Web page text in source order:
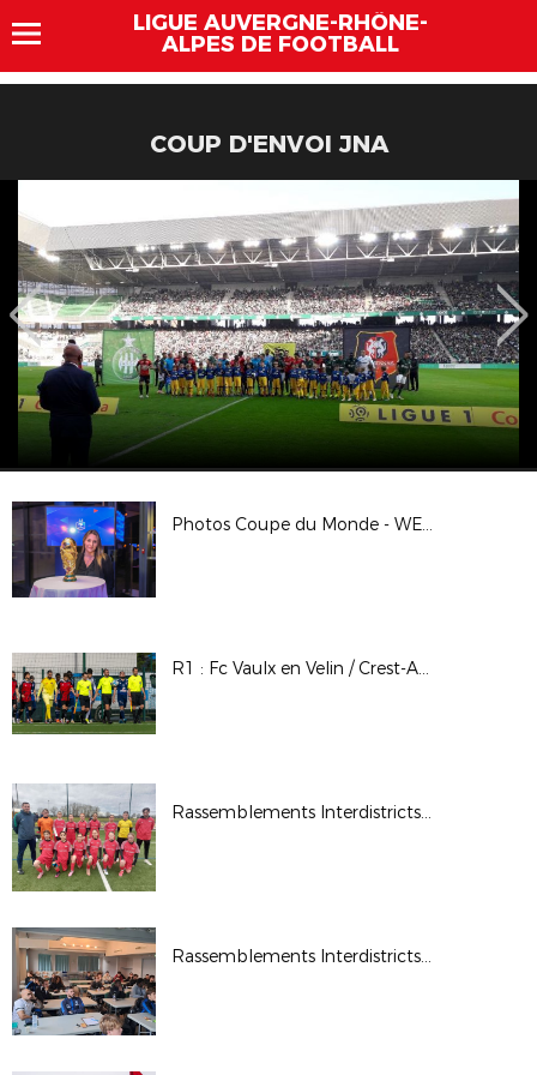
LIGUE AUVERGNE-RHÔNE-
ALPES DE FOOTBALL
COUP D'ENVOI JNA
Photos Coupe du Monde - WE des Bénévoles à Clairefontaine - Mars 2026
R1 : Fc Vaulx en Velin / Crest-Aouste
Rassemblements Interdistricts U13F - Fév. 2026
Rassemblements Interdistricts arbitres - Déc. 2025